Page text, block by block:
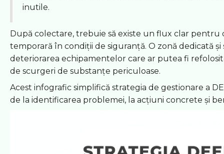
inutile.
După colectare, trebuie să existe un flux clar pentru
temporară în condiții de siguranță. O zonă dedicată
deteriorarea echipamentelor care ar putea fi
de scurgeri de substanțe periculoase.
Acest infografic simplifică strategia de gestionare a
de la identificarea problemei, la acțiuni concrete și